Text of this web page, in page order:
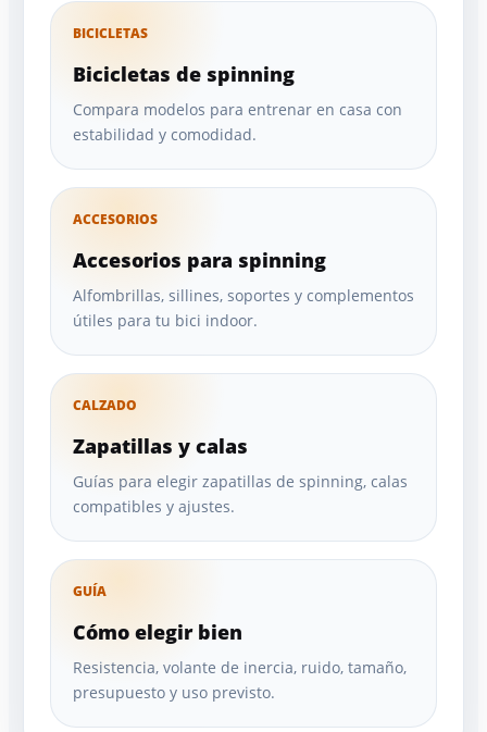
BICICLETAS
Bicicletas de spinning
Compara modelos para entrenar en casa con
estabilidad y comodidad.
ACCESORIOS
Accesorios para spinning
Alfombrillas, sillines, soportes y complementos
útiles para tu bici indoor.
CALZADO
Zapatillas y calas
Guías para elegir zapatillas de spinning, calas
compatibles y ajustes.
GUÍA
Cómo elegir bien
Resistencia, volante de inercia, ruido, tamaño,
presupuesto y uso previsto.